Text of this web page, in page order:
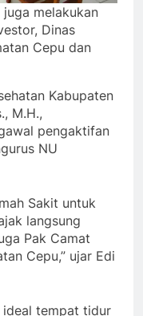
melakukan
Dinas
Cepu dan
Kabupaten
M.H.,
pengaktifan
NU
Sakit untuk
langsung
Pak Camat
Cepu,” ujar Edi
ideal tempat tidur